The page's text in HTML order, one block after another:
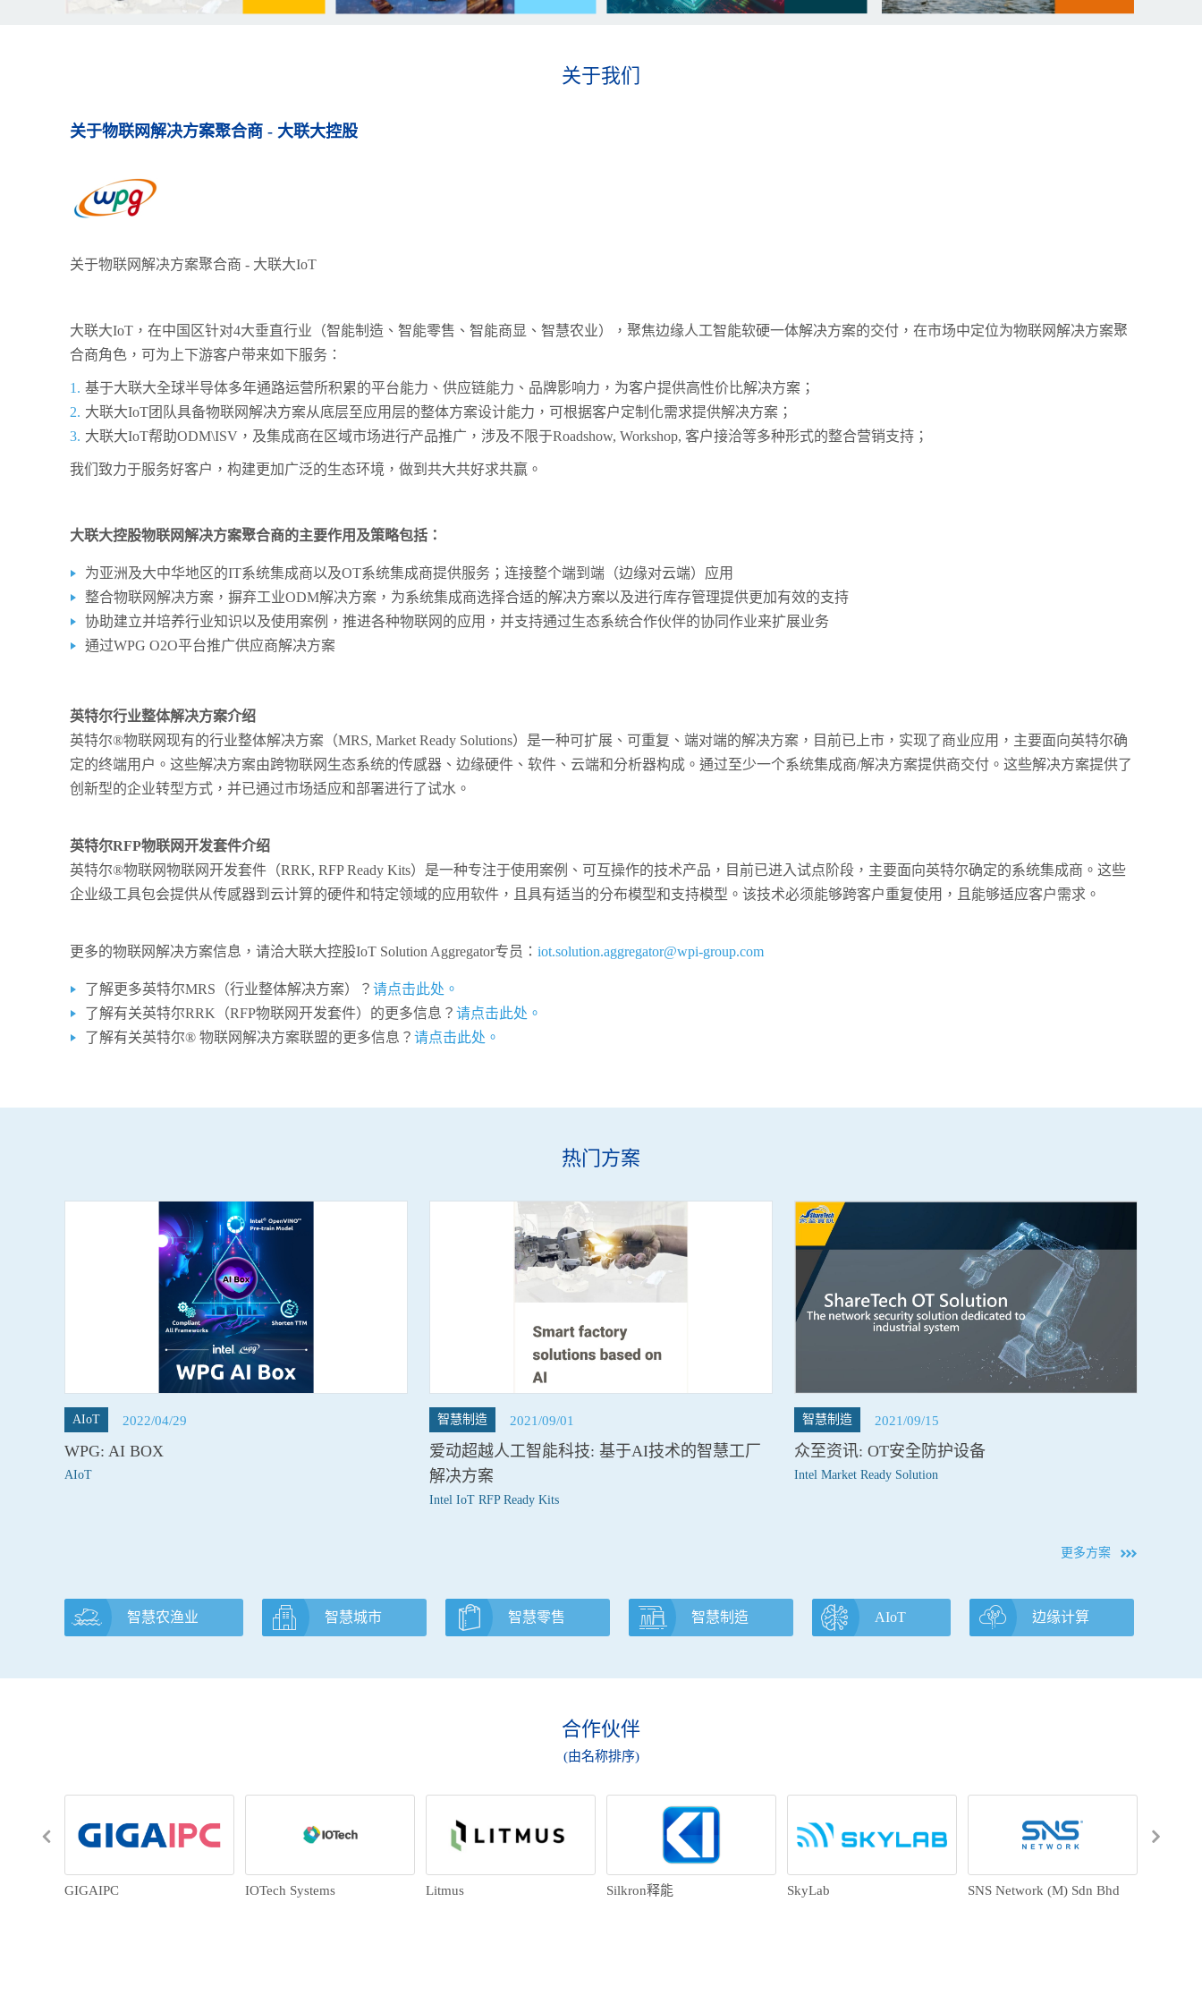
关于我们
关于物联网解决方案聚合商 - 大联大控股
关于物联网解决方案聚合商 - 大联大IoT
大联大IoT，在中国区针对4大垂直行业（智能制造、智能零售、智能商显、智慧农业），聚焦边缘人工智能软硬一体解决方案的交付，在市场中定位为物联网解决方案聚
合商角色，可为上下游客户带来如下服务：
基于大联大全球半导体多年通路运营所积累的平台能力、供应链能力、品牌影响力，为客户提供高性价比解决方案；
大联大IoT团队具备物联网解决方案从底层至应用层的整体方案设计能力，可根据客户定制化需求提供解决方案；
大联大IoT帮助ODM\ISV，及集成商在区域市场进行产品推广，涉及不限于Roadshow, Workshop, 客户接洽等多种形式的整合营销支持；
我们致力于服务好客户，构建更加广泛的生态环境，做到共大共好求共赢。
大联大控股物联网解决方案聚合商的主要作用及策略包括：
为亚洲及大中华地区的IT系统集成商以及OT系统集成商提供服务；连接整个端到端（边缘对云端）应用
整合物联网解决方案，摒弃工业ODM解决方案，为系统集成商选择合适的解决方案以及进行库存管理提供更加有效的支持
协助建立并培养行业知识以及使用案例，推进各种物联网的应用，并支持通过生态系统合作伙伴的协同作业来扩展业务
通过WPG O2O平台推广供应商解决方案
英特尔行业整体解决方案介绍
英特尔®物联网现有的行业整体解决方案（MRS, Market Ready Solutions）是一种可扩展、可重复、端对端的解决方案，目前已上市，实现了商业应用，主要面向英特尔确
定的终端用户。这些解决方案由跨物联网生态系统的传感器、边缘硬件、软件、云端和分析器构成。通过至少一个系统集成商/解决方案提供商交付。这些解决方案提供了
创新型的企业转型方式，并已通过市场适应和部署进行了试水。
英特尔RFP物联网开发套件介绍
英特尔®物联网物联网开发套件（RRK, RFP Ready Kits）是一种专注于使用案例、可互操作的技术产品，目前已进入试点阶段，主要面向英特尔确定的系统集成商。这些
企业级工具包会提供从传感器到云计算的硬件和特定领域的应用软件，且具有适当的分布模型和支持模型。该技术必须能够跨客户重复使用，且能够适应客户需求。
更多的物联网解决方案信息，请洽大联大控股IoT Solution Aggregator专员： iot.solution.aggregator@wpi-group.com
了解更多英特尔MRS（行业整体解决方案）？ 请点击此处。
了解有关英特尔RRK（RFP物联网开发套件）的更多信息？ 请点击此处。
了解有关英特尔® 物联网解决方案联盟的更多信息？ 请点击此处。
热门方案
AIoT 2022/04/29
WPG: AI BOX
AIoT
智慧制造 2021/09/01
爱动超越人工智能科技: 基于AI技术的智慧工厂
解决方案
Intel IoT RFP Ready Kits
智慧制造 2021/09/15
众至资讯: OT安全防护设备
Intel Market Ready Solution
更多方案
智慧农渔业 智慧城市 智慧零售 智慧制造 AIoT 边缘计算
合作伙伴
(由名称排序)
GIGAIPC IOTech Systems Litmus Silkron释能 SkyLab SNS Network (M) Sdn Bhd